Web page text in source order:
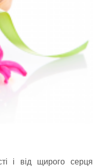
і від щирого серця